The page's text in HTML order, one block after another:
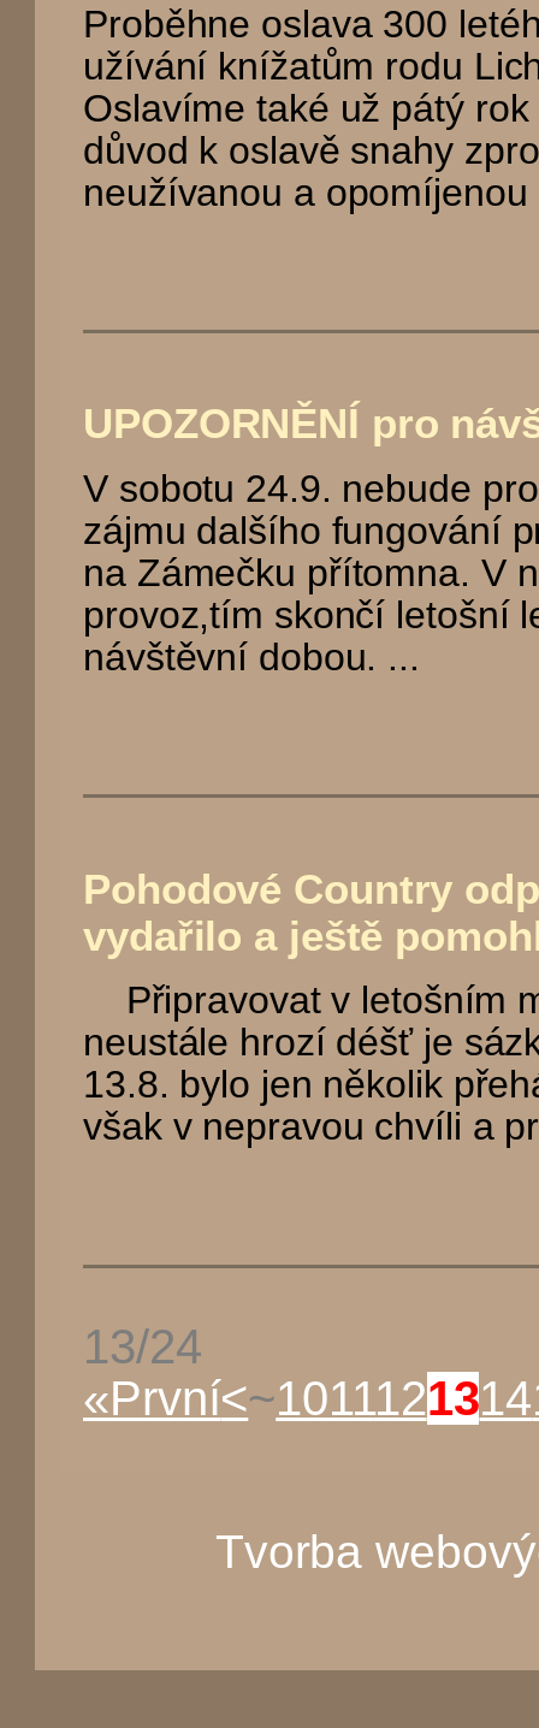
Proběhne oslava 300
užívání knížatům rodu
Oslavíme také už pátý
důvod k oslavě snahy
neužívanou a opomíjenou
UPOZORNĚNÍ pro
V sobotu 24.9. nebude
zájmu dalšího fungování
na Zámečku přítomna. V
provoz,tím skončí letošní
návštěvní dobou. ...
Pohodové Country
vydařilo a ještě
Připravovat v letošním
neustále hrozí déšť je
13.8. bylo jen několik
však v nepravou chvíli a
13/24
«První<~1011121314
Tvorba